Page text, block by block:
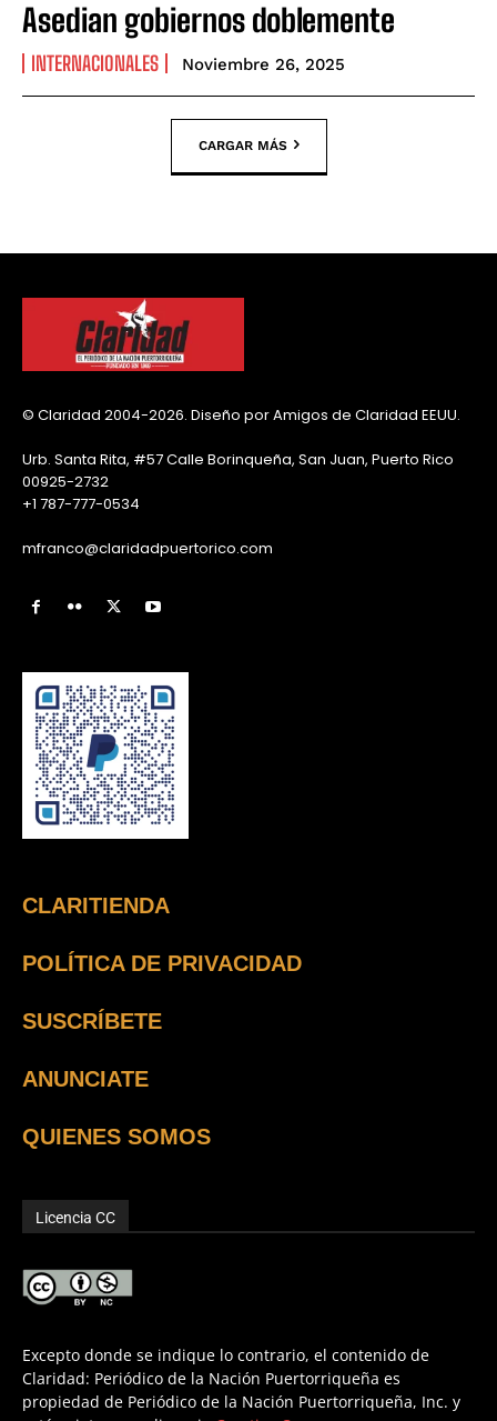
Asedian gobiernos doblemente
INTERNACIONALES Noviembre 26, 2025
CARGAR MÁS
© Claridad 2004-2026. Diseño por Amigos de Claridad EEUU.
Urb. Santa Rita, #57 Calle Borinqueña, San Juan, Puerto Rico
00925-2732
+1 787-777-0534
mfranco@claridadpuertorico.com
CLARITIENDA
POLÍTICA DE PRIVACIDAD
SUSCRÍBETE
ANUNCIATE
QUIENES SOMOS
Licencia CC
Excepto donde se indique lo contrario, el contenido de
Claridad: Periódico de la Nación Puertorriqueña es
propiedad de Periódico de la Nación Puertorriqueña, Inc. y